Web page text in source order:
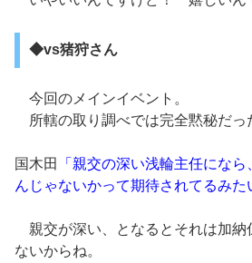
◆vs猪狩さん
今回のメインイベント。
所轄の取り調べでは完全黙秘だっ
国木田
「親交の深い浅輪主任にな
んじゃないかって期待されてるみた
親交が深い、となるとそれは加納
ないからね。